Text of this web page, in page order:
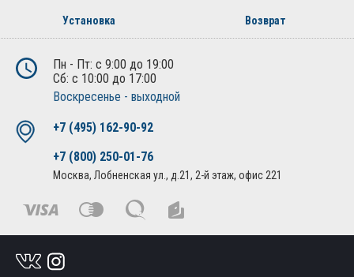
Установка Возврат
Пн - Пт: с 9:00 до 19:00
Сб: с 10:00 до 17:00
Воскресенье - выходной
+7 (495) 162-90-92
+7 (800) 250-01-76
Москва, Лобненская ул., д.21, 2-й этаж, офис 221